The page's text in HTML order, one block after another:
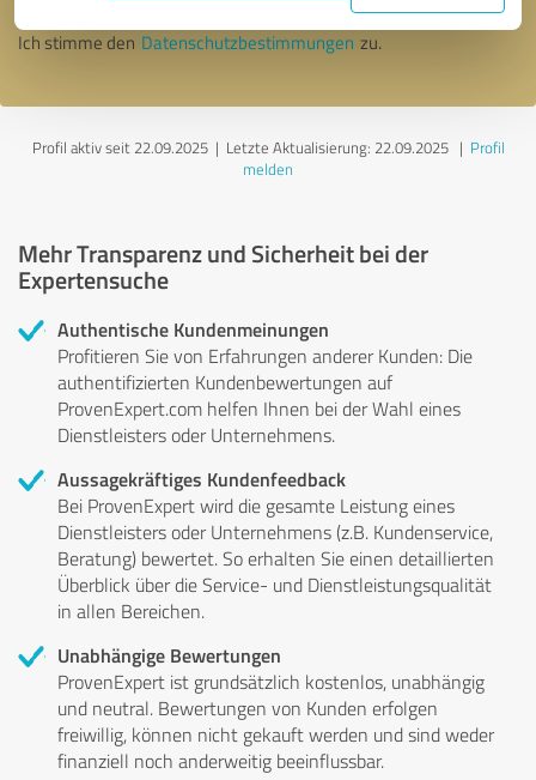
Ich stimme den Datenschutzbestimmungen zu.
Profil aktiv seit 22.09.2025 | Letzte Aktualisierung: 22.09.2025| Profil
melden
Mehr Transparenz und Sicherheit bei der
Expertensuche
Authentische Kundenmeinungen
Profitieren Sie von Erfahrungen anderer Kunden: Die
authentifizierten Kundenbewertungen auf
ProvenExpert.com helfen Ihnen bei der Wahl eines
Dienstleisters oder Unternehmens.
Aussagekräftiges Kundenfeedback
Bei ProvenExpert wird die gesamte Leistung eines
Dienstleisters oder Unternehmens (z.B. Kundenservice,
Beratung) bewertet. So erhalten Sie einen detaillierten
Überblick über die Service- und Dienstleistungsqualität
in allen Bereichen.
Unabhängige Bewertungen
ProvenExpert ist grundsätzlich kostenlos, unabhängig
und neutral. Bewertungen von Kunden erfolgen
freiwillig, können nicht gekauft werden und sind weder
finanziell noch anderweitig beeinflussbar.